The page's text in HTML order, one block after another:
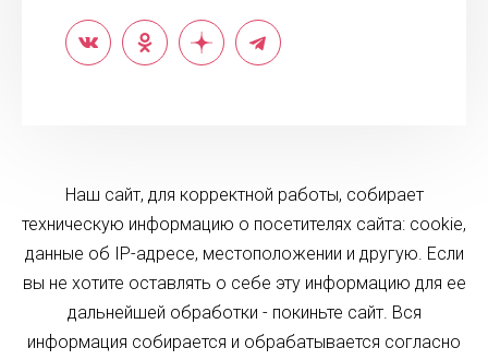
Наш сайт, для корректной работы, собирает
техническую информацию о посетителях сайта: cookie,
данные об IP-адресе, местоположении и другую. Если
вы не хотите оставлять о себе эту информацию для ее
дальнейшей обработки - покиньте сайт. Вся
информация собирается и обрабатывается согласно